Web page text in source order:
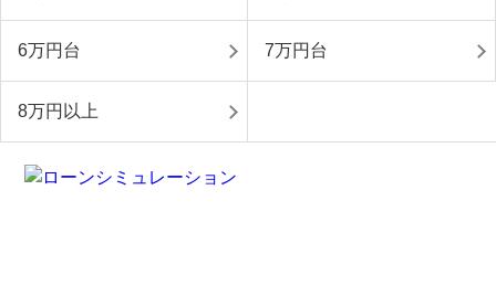
6万円台 7万円台
8万円以上